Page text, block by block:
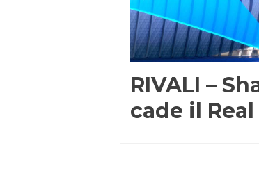
RIVALI –
cade il